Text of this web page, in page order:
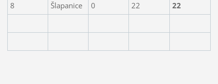
8
Šlapanice 0 22 22